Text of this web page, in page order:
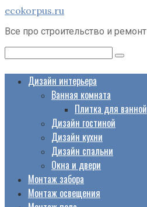
Перейти
контенту
ecokorpus.ru
Все про строительство и ремонт
Дизайн интерьера
Ванная комната
Плитка для ванной
Дизайн гостиной
Дизайн кухни
Дизайн спальни
Окна и двери
Монтаж забора
Монтаж освещения